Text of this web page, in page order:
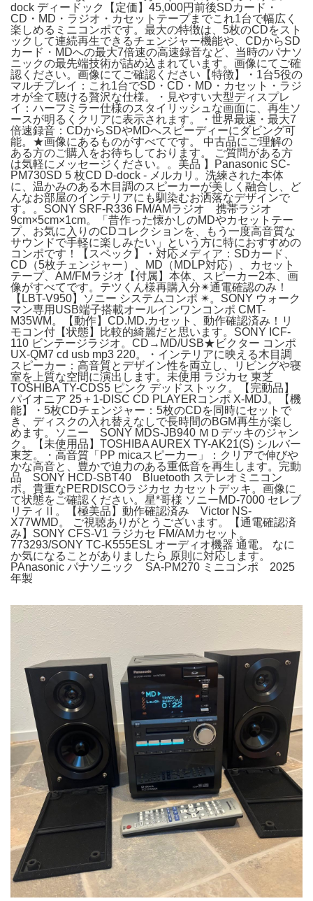
dock ディードック【定価】45,000円前後SDカード・
CD・MD・ラジオ・カセットテープまでこれ1台で幅広く
楽しめるミニコンポです。最大の特徴は、5枚のCDをスト
ックして連続再生できるチェンジャー機能や、CDからSD
カード・MDへの最大7倍速の高速録音など、当時のパナソ
ニックの最先端技術が詰め込まれています。画像にてご確
認ください。画像にてご確認ください【特徴】・1台5役の
マルチプレイ：これ1台でSD・CD・MD・カセット・ラジ
オが全て聴ける贅沢な仕様。・見やすい大型ディスプレ
イ：ハーフミラー仕様のスタイリッシュな画面に、再生ソ
ースが明るくクリアに表示されます。・世界最速・最大7
倍速録音：CDからSDやMDへスピーディーにダビング可
能。★画像にあるものがすべてです。 中古品にご理解の
ある方のご購入をお待ちしております。 ご質問がある方
は気軽にメッセージください。。美品 】Panasonic SC-
PM730SD 5 枚CD D-dock - メルカリ。洗練された本体
に、温かみのある木目調のスピーカーが美しく融合し、ど
んなお部屋のインテリアにも馴染むお洒落なデザインで
す。。SONY SRF-R336 FM/AMラジオ 携帯ラジオ
9cm×5cm×1cm。「昔作った懐かしのMDやカセットテー
プ、お気に入りのCDコレクションを、もう一度高音質な
サウンドで手軽に楽しみたい」という方に特におすすめの
コンポです！【スペック】・対応メディア：SDカード、
CD（5枚チェンジャー）、MD（MDLP対応）、カセット
テープ、AM/FMラジオ【付属】本体、スピーカー2本、画
像がすべてです。テツくん様再購入分✴︎通電確認のみ！
【LBT-V950】ソニー システムコンポ ✴︎。SONY ウォーク
マン専用USB端子搭載オールインワンコンポ CMT-
M35WM。【動作】CD.MD.カセット、動作確認済み！リ
モコン付【状態】比較的綺麗だと思います。SONY ICF-
110 ビンテージラジオ。CD→MD/USB★ビクター コンポ
UX-QM7 cd usb mp3 220。・インテリアに映える木目調
スピーカー：高音質とデザイン性を両立し、リビングや寝
室を上質な空間に演出します。未使用 ラジカセ 東芝
TOSHIBA TY-CDS5 ピンク デッドストック。【完動品】
パイオニア 25＋1-DISC CD PLAYERコンポ X-MDJ。【機
能】・5枚CDチェンジャー：5枚のCDを同時にセットで
き、ディスクの入れ替えなしで長時間のBGM再生が楽し
めます。ソニー SONY MDS-JB940 ＭＤデッキのジャン
ク。【未使用品】TOSHIBA AUREX TY-AK21(S) シルバー
東芝。・高音質「PP micaスピーカー」：クリアで伸びや
かな高音と、豊かで迫力のある重低音を再生します。完動
品 SONY HCD-SBT40 Bluetooth ステレオミニコン
ポ。貴重なPERDISCOラジカセ カセットデッキ。画像に
て状態をご確認ください。星*哥様 ソニーMD-7000 セレブ
リティⅡ。【極美品】動作確認済み Victor NS-
X77WMD。 ご視聴ありがとうございます。【通電確認済
み】SONY CFS-V1 ラジカセ FM/AMカセット。
773293/SONY TC-K555ESL オーディオ機器 通電。 なに
か気になることがありましたら 原則に対応します。
PAnasonic パナソニック SA-PM270 ミニコンポ 2025
年製